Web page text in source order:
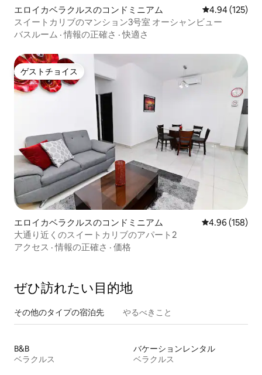
エロイカベラクルスのコンドミニアム レビュー125
4.94 (125)
スイートカリブのマンション3号室 オーシャンビュー
バスルーム ·情報の正確さ ·快適さ
ゲストチョイス
ゲストチョイス
エロイカベラクルスのコンドミニアム レビュー158
4.96 (158)
大通り近くのスイートカリブのアパート2
アクセス ·情報の正確さ · 価格
ぜひ訪⁠れ⁠た⁠い目⁠的⁠地
その他のタ⁠イ⁠プ⁠の宿⁠泊⁠先 やるべきこと
B&B
ベラクルス
バケーションレンタル
ベラクルス